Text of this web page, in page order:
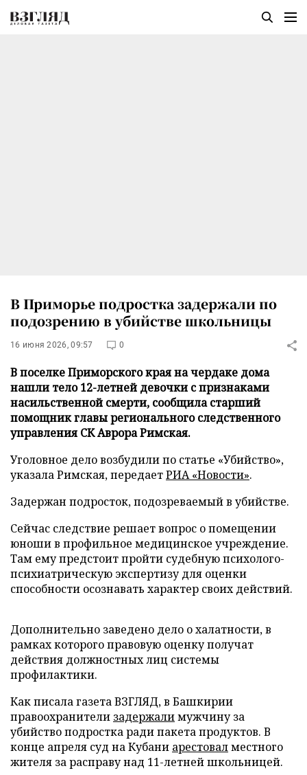
В Приморье подростка задержали по
подозрению в убийстве школьницы
16 июня 2026, 09:57 0
В поселке Приморского края на чердаке дома
нашли тело 12-летней девочки с признаками
насильственной смерти, сообщила старший
помощник главы регионального следственного
управления СК Аврора Римская.
Уголовное дело возбудили по статье «Убийство»,
указала Римская, передаетРИА «Новости».
Задержан подросток, подозреваемый в убийстве.
Сейчас следствие решает вопрос о помещении
юноши в профильное медицинское учреждение.
Там ему предстоит пройти судебную психолого-
психиатрическую экспертизу для оценки
способности осознавать характер своих действий.
Дополнительно заведено дело о халатности, в
рамках которого правовую оценку получат
действия должностных лиц системы
профилактики.
Как писала газета ВЗГЛЯД, в Башкирии
правоохранители задержалимужчину за
убийство подростка ради пакета продуктов. В
конце апреля суд на Кубани арестовалместного
жителя за расправу над 11-летней школьницей.